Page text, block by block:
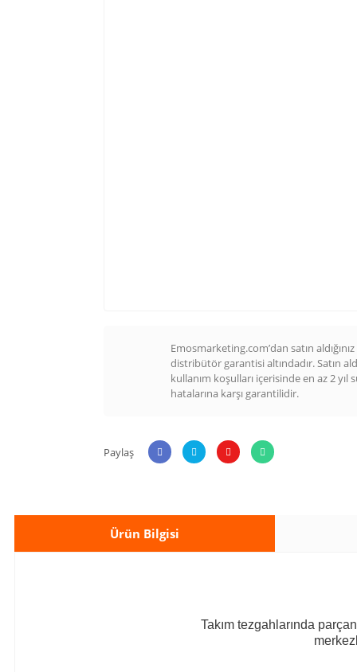
Emosmarketing.com’dan satın
distribütör garantisi altındadır. Satın
kullanım koşulları içerisinde en az 2 yıl
hatalarına karşı garantilidir.
Paylaş
Ürün Bilgisi
Takım tezgahlarında